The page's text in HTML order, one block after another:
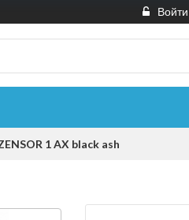
Войти
1 AX black ash